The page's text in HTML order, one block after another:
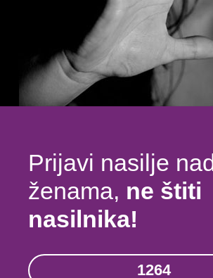
Prijavi nasilje nad
ženama, ne štiti
nasilnika!
1264